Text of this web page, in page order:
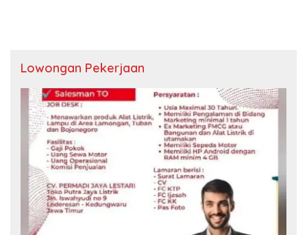
Lowongan Pekerjaan